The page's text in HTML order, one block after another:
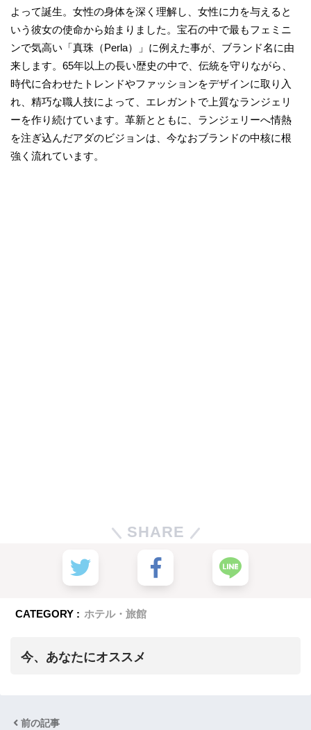
よって誕生。女性の身体を深く理解し、女性に力を与えると
いう彼女の使命から始まりました。宝石の中で最もフェミニ
ンで気高い「真珠（Perla）」に例えた事が、ブランド名に由
来します。65年以上の長い歴史の中で、伝統を守りながら、
時代に合わせたトレンドやファッションをデザインに取り入
れ、精巧な職人技によって、エレガントで上質なランジェリ
ーを作り続けています。革新とともに、ランジェリーへ情熱
を注ぎ込んだアダのビジョンは、今なおブランドの中核に根
強く流れています。
SHARE
CATEGORY : ホテル・旅館
今、あなたにオススメ
前の記事